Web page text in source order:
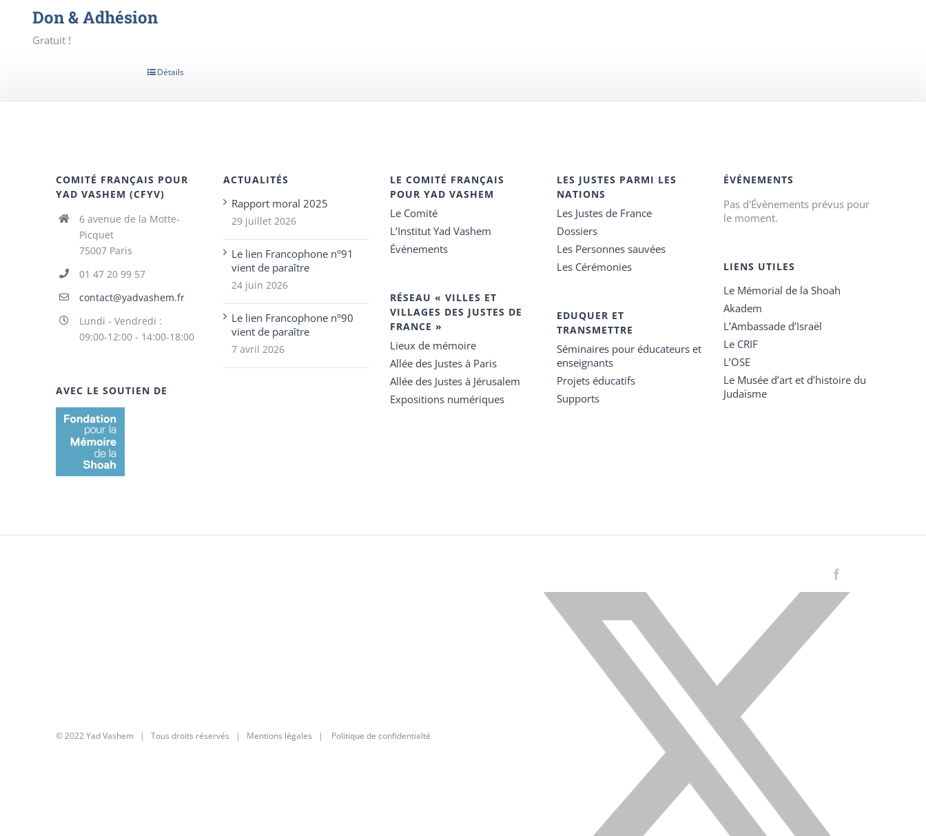
Don & Adhésion
Gratuit !
Détails
COMITÉ FRANÇAIS POUR
YAD VASHEM (CFYV)
6 avenue de la Motte-
Picquet
75007 Paris
01 47 20 99 57
contact@yadvashem.fr
Lundi - Vendredi :
09:00-12:00 - 14:00-18:00
AVEC LE SOUTIEN DE
ACTUALITÉS
Rapport moral 2025
29 juillet 2026
Le lien Francophone n°91
vient de paraître
24 juin 2026
Le lien Francophone n°90
vient de paraître
7 avril 2026
LE COMITÉ FRANÇAIS
POUR YAD VASHEM
Le Comité
L’Institut Yad Vashem
Événements
RÉSEAU « VILLES ET
VILLAGES DES JUSTES DE
FRANCE »
Lieux de mémoire
Allée des Justes à Paris
Allée des Justes à Jérusalem
Expositions numériques
LES JUSTES PARMI LES
NATIONS
Les Justes de France
Dossiers
Les Personnes sauvées
Les Cérémonies
EDUQUER ET
TRANSMETTRE
Séminaires pour éducateurs et
enseignants
Projets éducatifs
Supports
ÉVÉNEMENTS
Pas d'Évènements prévus pour
le moment.
LIENS UTILES
Le Mémorial de la Shoah
Akadem
L’Ambassade d’Israël
Le CRIF
L’OSE
Le Musée d’art et d’histoire du
Judaïsme
© 2022 Yad Vashem | Tous droits réservés | Mentions légales | Politique de confidentialté
X